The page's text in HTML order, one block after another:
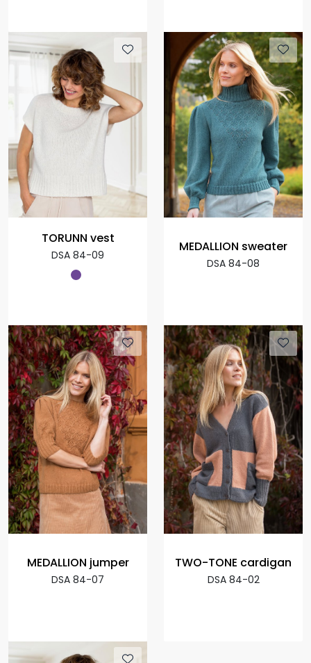
TORUNN vest
DSA 84-09
MEDALLION sweater
DSA 84-08
MEDALLION jumper
DSA 84-07
TWO-TONE cardigan
DSA 84-02